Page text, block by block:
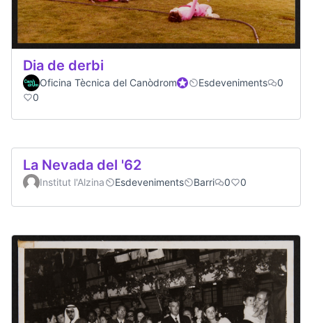
Dia de derbi
Oficina Tècnica del CanòdromOfficial participant
Esdeveniments
0
0
La Nevada del '62
Institut l'Alzina Esdeveniments Barri 0 0